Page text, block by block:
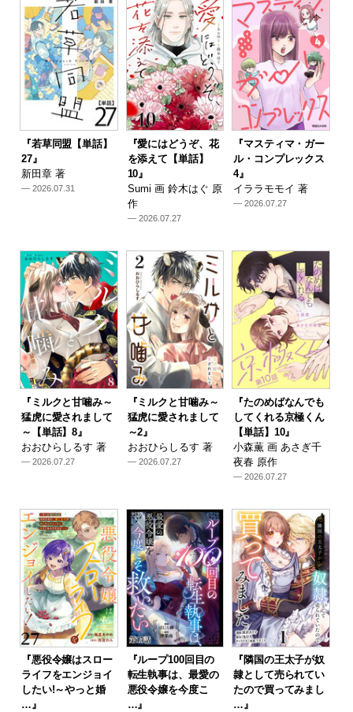
『若草同盟【単話】
27』
新田章 著
— 2026.07.31
『愛にはどうぞ、花
を添えて【単話】
10』
Sumi 画 鈴木はぐ 原
作
— 2026.07.27
『マスティマ・ガー
ル・コンプレックス
4』
イララモモイ 著
— 2026.07.27
『ミルクと甘噛み～
猛虎に愛されまして
～【単話】8』
おおひらしるす 著
— 2026.07.27
『ミルクと甘噛み～
猛虎に愛されまして
～2』
おおひらしるす 著
— 2026.07.27
『たのめばなんでも
してくれる京極くん
【単話】10』
小森薫 画 あさぎ千
夜春 原作
— 2026.07.27
『悪役令嬢はスロー
ライフをエンジョイ
したい!～やっと婚
…』
『ループ100回目の
転生執事は、最愛の
悪役令嬢を今度こ
…』
『隣国の王太子が奴
隷として売られてい
たので買ってみまし
…』